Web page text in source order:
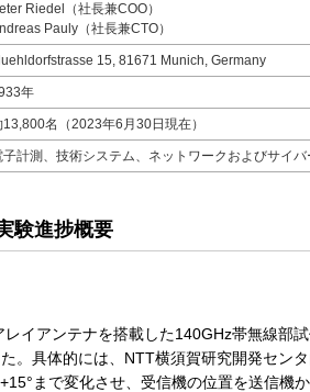
Riedel（社長兼COO）
Pauly（社長兼CTO）
15, 81671 Munich, Germany
年
13,800名（2023年6月30日現在）
子計測、技術システム、ネットワークおよびサイ
験進捗概要
イアンテナを搭載した140GHz帯無線部
。具体的には、NTT横須賀研究開発セン
まで変化させ、受信機の位置を送信機